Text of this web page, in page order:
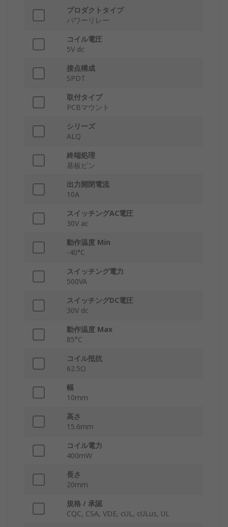
プロダクトタイプ
パワーリレー
コイル電圧
5V dc
接点構成
SPDT
取付タイプ
PCBマウント
シリーズ
ALQ
終端処理
基板ピン
出力開閉電流
10A
スイッチングAC電圧
30V ac
動作温度 Min
-40°C
スイッチング電力
500VA
スイッチングDC電圧
30V dc
動作温度 Max
85°C
コイル抵抗
62.5Ω
幅
10mm
高さ
15.6mm
コイル電力
400mW
長さ
20mm
規格 / 承認
CQC, CSA, VDE, cUL, cULus, UL